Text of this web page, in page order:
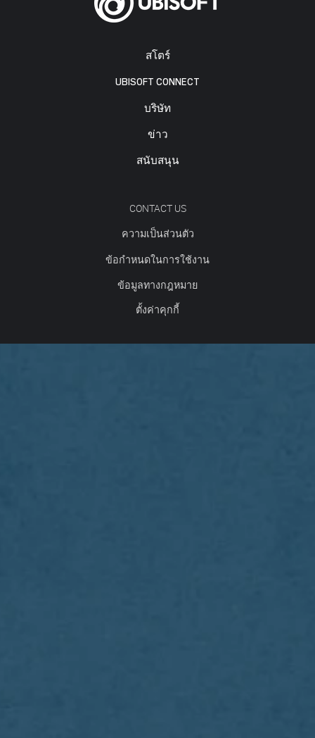
สโตร์
UBISOFT CONNECT
บริษัท
ข่าว
สนับสนุน
CONTACT US
ความเป็นส่วนตัว
ข้อกำหนดในการใช้งาน
ข้อมูลทางกฎหมาย
ตั้งค่าคุกกี้